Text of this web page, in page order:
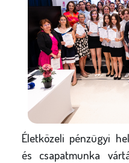
Életközeli pénzügyi
és csapatmunka